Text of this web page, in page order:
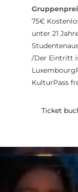
75€
unter 21
/Der Eintritt
KulturPass
Ticket